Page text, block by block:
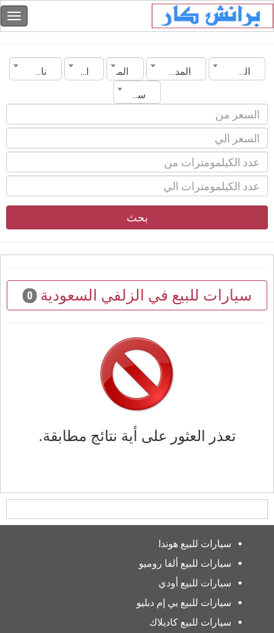
السعودية المدينة الماركة الموديل
ناقل الحركة
سنة الصنع
بحث
سيارات للبيع في الزلفي السعودية 0
تعذر العثور على أية نتائج مطابقة.
سيارات للبيع هوندا
سيارات للبيع ألفا روميو
سيارات للبيع أودي
سيارات للبيع بي إم دبليو
سيارات للبيع كاديلاك